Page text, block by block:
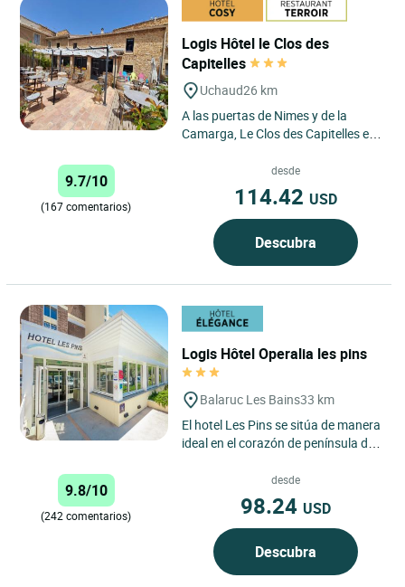
Logis Hôtel le Clos des
Capitelles
Uchaud26 km
A las puertas de Nimes y de la
Camarga, Le Clos des Capitelles es
encanto. Compuesto por...
9.7/10
(167 comentarios)
desde
114.42 USD
Descubra
Logis Hôtel Operalia les pins
Balaruc Les Bains33 km
El hotel Les Pins se sitúa de manera
ideal en el corazón de península de
termal de Francia,...
9.8/10
(242 comentarios)
desde
98.24 USD
Descubra